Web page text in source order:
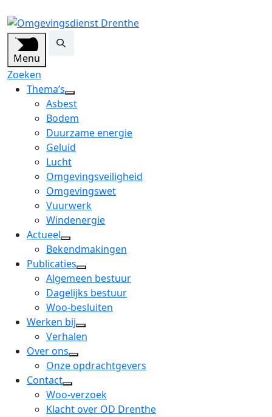
Menu
Zoeken
Thema’s
open
dropdown
menu
Asbest
Bodem
Duurzame energie
Geluid
Lucht
Omgevingsveiligheid
Omgevingswet
Vuurwerk
Windenergie
Actueel
open
dropdown
menu
Bekendmakingen
Publicaties
open
dropdown
menu
Algemeen bestuur
Dagelijks bestuur
Woo-besluiten
Werken bij
open
menu
Verhalen
Over ons
open
dropdown
menu
Onze opdrachtgevers
Contact
open
dropdown
Woo-verzoek
Klacht over OD Drenthe